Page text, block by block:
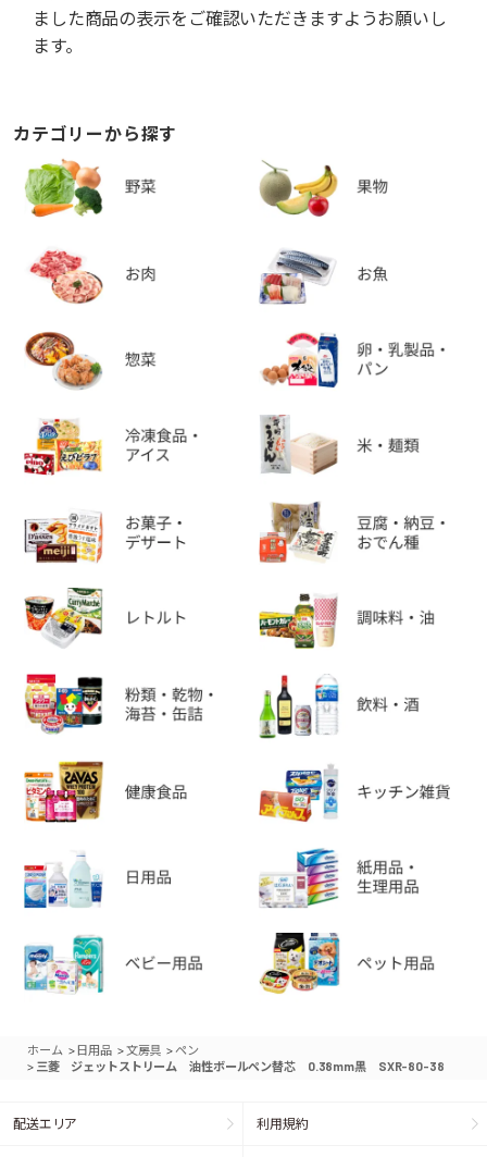
ました商品の表示をご確認いただきますようお願いし
ます。
カテゴリーから探す
ホーム > 日用品 >文房具 >ペン
> 三菱 ジェットストリーム 油性ボールペン替芯 0.38mm黒 SXR-80-38
配送エリア 利用規約